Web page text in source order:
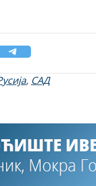
, САД